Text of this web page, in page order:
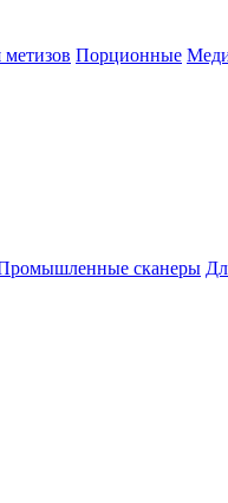
метизов Порционные
сканеры